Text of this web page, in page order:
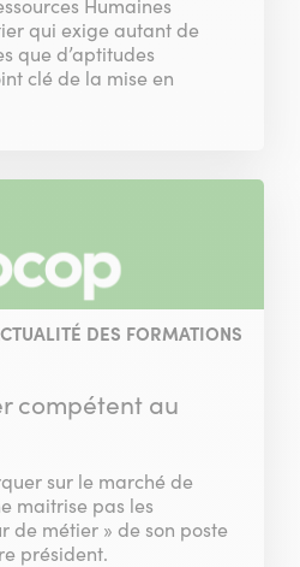
Humaines
qui exige autant de
que d’aptitudes
clé de la mise en
DES FORMATIONS
compétent au
sur le marché de
maitrise pas les
de métier » de son poste
président.